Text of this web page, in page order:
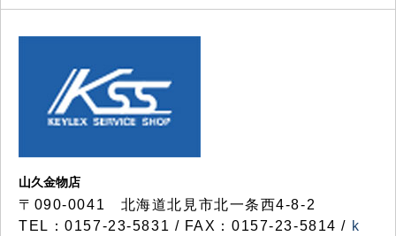
山久金物店
〒090-0041 北海道北見市北一条西4-8-2
TEL：0157-23-5831 / FAX：0157-23-5814 / k